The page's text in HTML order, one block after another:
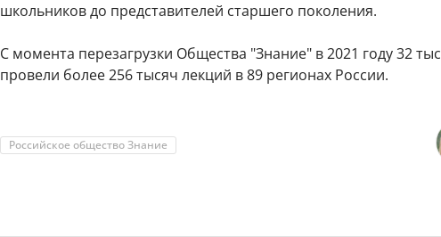
школьников до представителей старшего поколения.
С момента перезагрузки Общества "Знание" в 2021 году 32
провели более 256 тысяч лекций в 89 регионах России.
Российское общество Знание